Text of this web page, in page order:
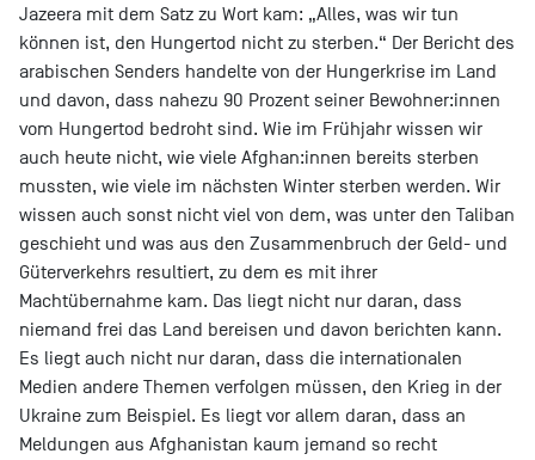
Jazeera mit dem Satz zu Wort kam: „Alles, was wir tun
können ist, den Hungertod nicht zu sterben.“ Der Bericht des
arabischen Senders handelte von der Hungerkrise im Land
und davon, dass nahezu 90 Prozent seiner Bewohner:innen
vom Hungertod bedroht sind. Wie im Frühjahr wissen wir
auch heute nicht, wie viele Afghan:innen bereits sterben
mussten, wie viele im nächsten Winter sterben werden. Wir
wissen auch sonst nicht viel von dem, was unter den Taliban
geschieht und was aus den Zusammenbruch der Geld- und
Güterverkehrs resultiert, zu dem es mit ihrer
Machtübernahme kam. Das liegt nicht nur daran, dass
niemand frei das Land bereisen und davon berichten kann.
Es liegt auch nicht nur daran, dass die internationalen
Medien andere Themen verfolgen müssen, den Krieg in der
Ukraine zum Beispiel. Es liegt vor allem daran, dass an
Meldungen aus Afghanistan kaum jemand so recht